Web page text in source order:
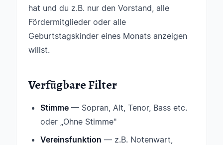
hat und du z.B. nur den Vorstand, alle
Fördermitglieder oder alle
Geburtstagskinder eines Monats anzeigen
willst.
Verfügbare Filter
Stimme — Sopran, Alt, Tenor, Bass etc.
oder „Ohne Stimme"
Vereinsfunktion — z.B. Notenwart,